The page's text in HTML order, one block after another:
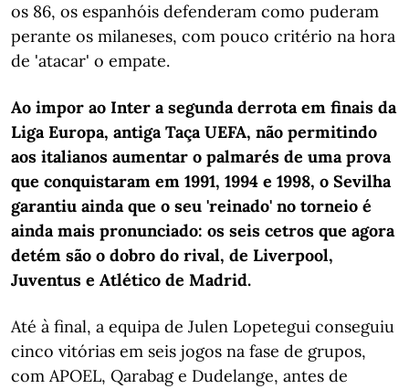
os 86, os espanhóis defenderam como puderam
perante os milaneses, com pouco critério na hora
de 'atacar' o empate.
Ao impor ao Inter a segunda derrota em finais da
Liga Europa, antiga Taça UEFA, não permitindo
aos italianos aumentar o palmarés de uma prova
que conquistaram em 1991, 1994 e 1998, o Sevilha
garantiu ainda que o seu 'reinado' no torneio é
ainda mais pronunciado: os seis cetros que agora
detém são o dobro do rival, de Liverpool,
Juventus e Atlético de Madrid.
Até à final, a equipa de Julen Lopetegui conseguiu
cinco vitórias em seis jogos na fase de grupos,
com APOEL, Qarabag e Dudelange, antes de